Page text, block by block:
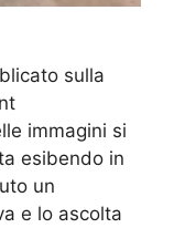
sulla
immagini si
esibendo in
un
e lo ascolta